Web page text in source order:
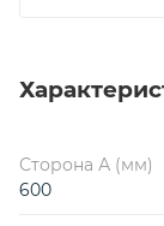
Сторона А (мм)
600